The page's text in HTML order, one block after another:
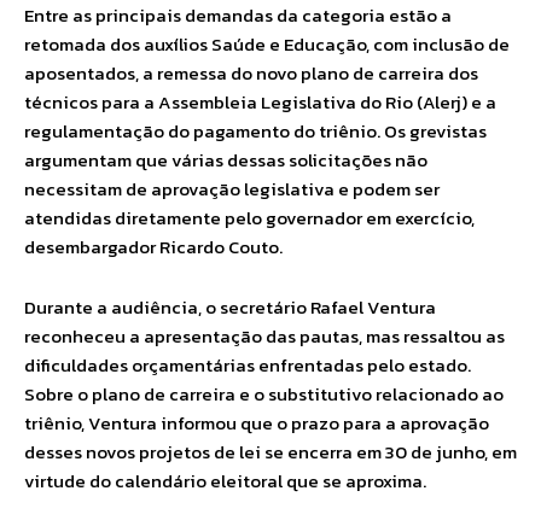
Entre as principais demandas da categoria estão a
retomada dos auxílios Saúde e Educação, com inclusão de
aposentados, a remessa do novo plano de carreira dos
técnicos para a Assembleia Legislativa do Rio (Alerj) e a
regulamentação do pagamento do triênio. Os grevistas
argumentam que várias dessas solicitações não
necessitam de aprovação legislativa e podem ser
atendidas diretamente pelo governador em exercício,
desembargador Ricardo Couto.
Durante a audiência, o secretário Rafael Ventura
reconheceu a apresentação das pautas, mas ressaltou as
dificuldades orçamentárias enfrentadas pelo estado.
Sobre o plano de carreira e o substitutivo relacionado ao
triênio, Ventura informou que o prazo para a aprovação
desses novos projetos de lei se encerra em 30 de junho, em
virtude do calendário eleitoral que se aproxima.